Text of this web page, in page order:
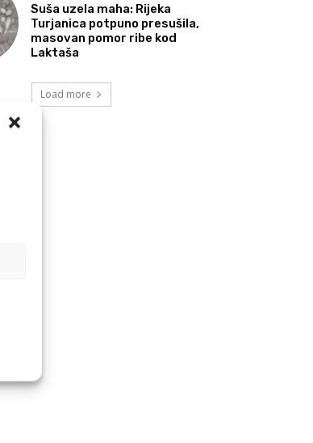
Suša uzela maha: Rijeka
Turjanica potpuno presušila,
masovan pomor ribe kod
Laktaša
Load more